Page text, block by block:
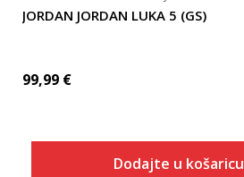
JORDAN JORDAN LUKA 5 (GS)
99,99 €
Dodajte u košaricu